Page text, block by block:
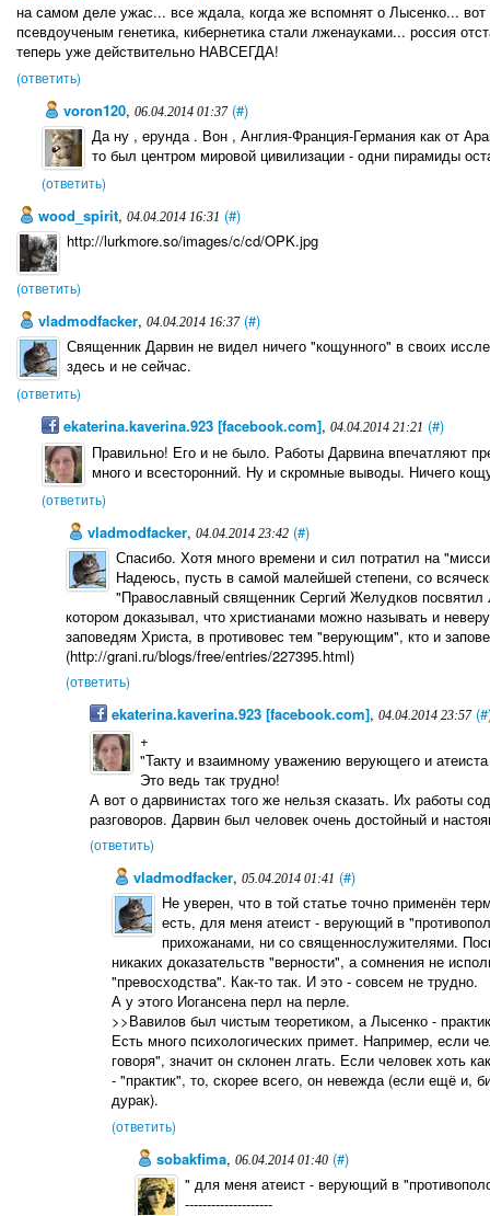
на самом деле ужас... все ждала, когда же вспомнят о Лысенко...
псевдоученым генетика, кибернетика стали лженауками... россия
теперь уже действительно НАВСЕГДА!
(ответить)
voron120, 06.04.2014 01:37 (#)
Да ну , ерунда . Вон , Англия-Франция-Германия как от
то был центром мировой цивилизации - одни пирамиды
(ответить)
wood_spirit, 04.04.2014 16:31 (#)
http://lurkmore.so/images/c/cd/OPK.jpg
(ответить)
vladmodfacker, 04.04.2014 16:37 (#)
Священник Дарвин не видел ничего "кощунного" в своих
здесь и не сейчас.
(ответить)
ekaterina.kaverina.923 [facebook.com], 04.04.2014 21:21 (#)
Правильно! Его и не было. Работы Дарвина впечатляют
много и всесторонний. Ну и скромные выводы. Ничего
(ответить)
vladmodfacker,04.04.2014 23:42 (#)
Спасибо. Хотя много времени и сил потратил на
Надеюсь, пусть в самой малейшей степени, со
"Православный священник Сергий Желудков
котором доказывал, что христианами можно называть и
заповедям Христа, в противовес тем "верующим", кто и
(http://grani.ru/blogs/free/entries/227395.html)
(ответить)
ekaterina.kaverina.923 [facebook.com], 04.04.2014 23:57
+
"Такту и взаимному уважению верующего и
Это ведь так трудно!
А вот о дарвинистах того же нельзя сказать. Их работы
разговоров. Дарвин был человек очень достойный и
(ответить)
vladmodfacker,05.04.2014 01:41 (#)
Не уверен, что в той статье точно применён
есть, для меня атеист - верующий в
прихожанами, ни со священнослужителями.
никаких доказательств "верности", а сомнения не
"превосходства". Как-то так. И это - совсем не трудно.
А у этого Иогансена перл на перле.
>>Вавилов был чистым теоретиком, а Лысенко -
Есть много психологических примет. Например, если
говоря", значит он склонен лгать. Если человек хоть
- "практик", то, скорее всего, он невежда (если ещё и,
дурак).
(ответить)
sobakfima, 06.04.2014 01:40 (#)
" для меня атеист - верующий в
--------------------